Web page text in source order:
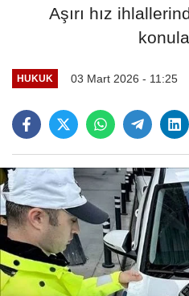
Aşırı hız
HUKUK 03 Mart 2026 - 11:25